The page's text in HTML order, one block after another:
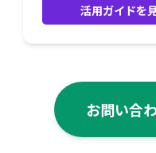
活用ガイドを
お問い合